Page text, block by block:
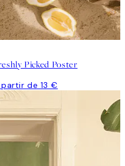
Picked Poster
partir de 13 €